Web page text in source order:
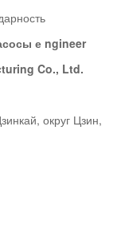
е ngineer
Co., Ltd.
округ Цзин,